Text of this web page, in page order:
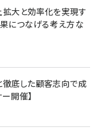
拡大と効率化を実現す
果につなげる考え方な
徹底した顧客志向で成
開催】